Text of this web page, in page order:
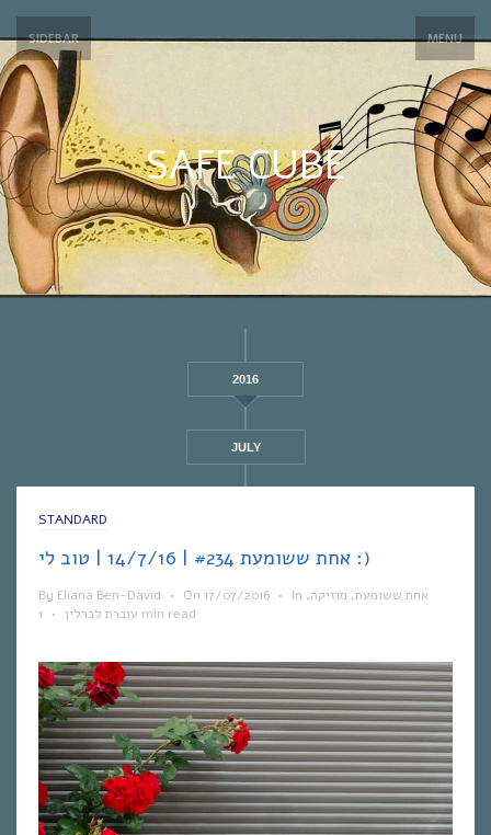
SIDEBAR MENU
SAFE CUBE
2016
JULY
STANDARD
אחת ששומעת #234 | 14/7/16 | טוב לי :)
By Eliana Ben-David • On 17/07/2016 • In אחת ששומעת, מוזיקה,
עוברת לברלין
• 1 min read